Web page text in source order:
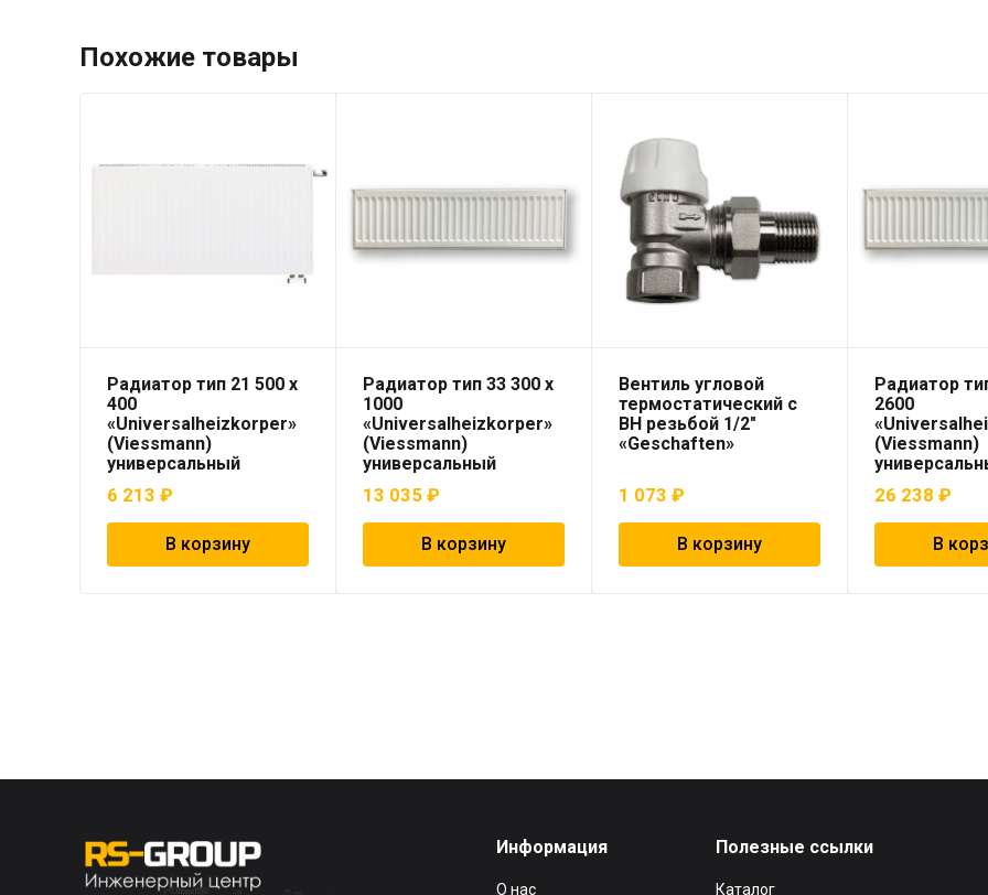
Похожие товары
Радиатор тип 21 500 x
400
«Universalheizkorper»
(Viessmann)
универсальный
6 213 ₽
В корзину
Радиатор тип 33 300 x
1000
«Universalheizkorper»
(Viessmann)
универсальный
13 035₽
В корзину
Вентиль угловой
термостатический с
ВН резьбой 1/2″
«Geschaften»
1 073₽
В корзину
Радиатор
2600
(Viessmann)
26 238₽
В
Информация
О нас
Полезные ссылки
Каталог